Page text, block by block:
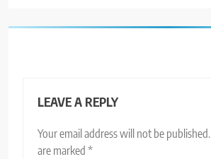
LEAVE A REPLY
Your email address will not be published.
are marked *